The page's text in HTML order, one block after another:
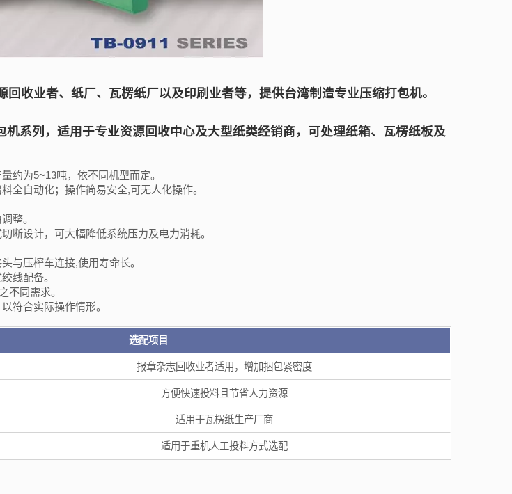
机 TB-0911全自动废纸压缩捆包机 TB-0708全自动废纸压缩捆包机
回收业者、纸厂、瓦楞纸厂以及印刷业者等，提供台湾制造专业压缩打包机。
机系列，适用于专业资源回收中心及大型纸类经销商，可处理纸箱、瓦楞纸板及
约为5~13吨，依不同机型而定。
全自动化；操作简易安全,可无人化操作。
整。
断设计，可大幅降低系统压力及电力消耗。
与压榨车连接,使用寿命长。
线配备。
不同需求。
符合实际操作情形。
选配项目
报章杂志回收业者适用，增加捆包紧密度
方便快速投料且节省人力资源
适用于瓦楞纸生产厂商
适用于重机人工投料方式选配